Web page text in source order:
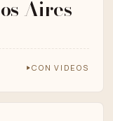
Aires
CON VIDEOS